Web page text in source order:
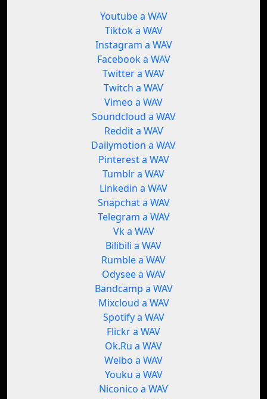
Youtube a WAV
Tiktok a WAV
Instagram a WAV
Facebook a WAV
Twitter a WAV
Twitch a WAV
Vimeo a WAV
Soundcloud a WAV
Reddit a WAV
Dailymotion a WAV
Pinterest a WAV
Tumblr a WAV
Linkedin a WAV
Snapchat a WAV
Telegram a WAV
Vk a WAV
Bilibili a WAV
Rumble a WAV
Odysee a WAV
Bandcamp a WAV
Mixcloud a WAV
Spotify a WAV
Flickr a WAV
Ok.Ru a WAV
Weibo a WAV
Youku a WAV
Niconico a WAV